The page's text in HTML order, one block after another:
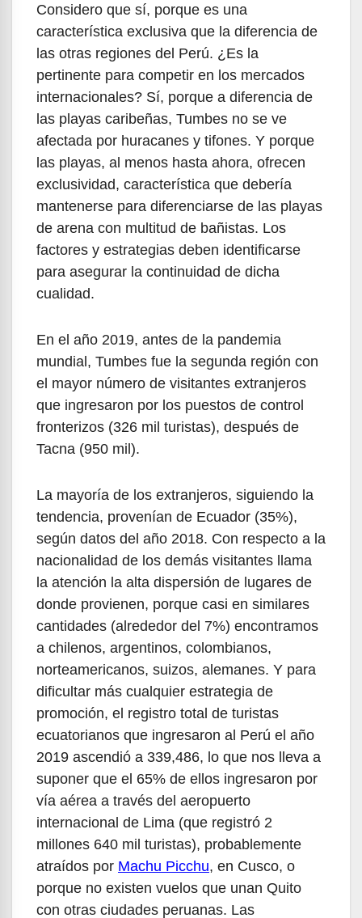
Considero que sí, porque es una
característica exclusiva que la diferencia de
las otras regiones del Perú. ¿Es la
pertinente para competir en los mercados
internacionales? Sí, porque a diferencia de
las playas caribeñas, Tumbes no se ve
afectada por huracanes y tifones. Y porque
las playas, al menos hasta ahora, ofrecen
exclusividad, característica que debería
mantenerse para diferenciarse de las playas
de arena con multitud de bañistas. Los
factores y estrategias deben identificarse
para asegurar la continuidad de dicha
cualidad.
En el año 2019, antes de la pandemia
mundial, Tumbes fue la segunda región con
el mayor número de visitantes extranjeros
que ingresaron por los puestos de control
fronterizos (326 mil turistas), después de
Tacna (950 mil).
La mayoría de los extranjeros, siguiendo la
tendencia, provenían de Ecuador (35%),
según datos del año 2018. Con respecto a la
nacionalidad de los demás visitantes llama
la atención la alta dispersión de lugares de
donde provienen, porque casi en similares
cantidades (alrededor del 7%) encontramos
a chilenos, argentinos, colombianos,
norteamericanos, suizos, alemanes. Y para
dificultar más cualquier estrategia de
promoción, el registro total de turistas
ecuatorianos que ingresaron al Perú el año
2019 ascendió a 339,486, lo que nos lleva a
suponer que el 65% de ellos ingresaron por
vía aérea a través del aeropuerto
internacional de Lima (que registró 2
millones 640 mil turistas), probablemente
atraídos por Machu Picchu, en Cusco, o
porque no existen vuelos que unan Quito
con otras ciudades peruanas. Las